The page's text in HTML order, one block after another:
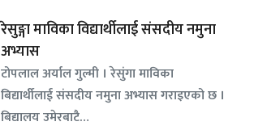
रेसुङ्गा माविका विद्यार्थीलाई संसदीय नमुना
अभ्यास
टोपलाल अर्याल गुल्मी । रेसुंगा माविका
बिद्यार्थीलाई संसदीय नमुना अभ्यास गराइएको छ ।
बिद्यालय उमेरबाटै…